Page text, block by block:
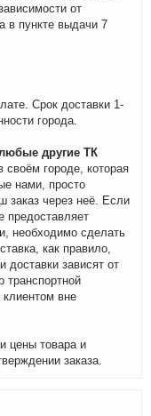
от
в пункте выдачи 7
Срок доставки 1-
города.
другие ТК
городе, которая
нами, просто
через неё. Если
предоставляет
необходимо сделать
как правило,
доставки зависят от
транспортной
вне
цены товара и
заказа.